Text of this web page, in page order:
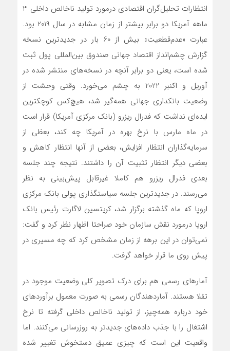
انتظارات تحلیل‌گران اقتصادی درمورد تولید ناخالص داخلی 3
ماهه آمریکا دو برابر بیشتر از زمان مشابه در سال 2019 بود.
عبارت «عدم‌قطعیت» بیش از 60 بار در جدیدترین نسخه
گزارش چشم‌انداز اقتصاد جهانی صندوق بین‌المللی پول ثبت
شده است، یعنی دو برابر آنچه در نسخه‌های منتشر شده در
آوریل و اکنبر 2022 به چشم می‌خورد. وقتی وحشت از
وضعیت بانکداری جهانی همه‌گیر شد، هیچ‌کس کوچکترین
ایده‌ای نداشت که فدرال ریزرو (بانک مرکزی آمریکا) قرار است
در ماه مارس با نرخ بهره در آمریکا چه کند، بعظی از
سرمایه‌گذاران انتظار افزایش، بعضی از آنها انتظار کاهش و
بعضی دیگر انتظار تثبیت آن را داشتند. نتیجه چند جلسه
بعدی فدرال ریزرو هم کاملا غیرقابل پیش‌بینی به نظر
می‌رسند. در جدیدترین جلسه سیاستگذاری پولی بانک مرکزی
اروپا که ماه گذشته برگزار شد، کریتسین لاگارت رئیس بانک
اروپا درمورد نقش سازمان خود صراحتا اظهار نظر کرد و گفت:
نمی‌توان در این برهه از زمان مشخص کرد که چه مسیری در
پیش روی ما قرار خواهد گرفت.
آمارهای رسمی هم برای درک تصویر کلی وضعیت موجود در
تقلا هستند. آماردهندگان رسمی به صورت معمول برآوردهای
خود درباره همه‌چیز، از تولید ناخالص داخلی گرفته تا نرخ
اشتغال را با جذب داده‌های جدیدتر به روزرسانی می‌کنند. اما
واقعیت این است که چیزی عمیق‌ دستخوش تغییر شده